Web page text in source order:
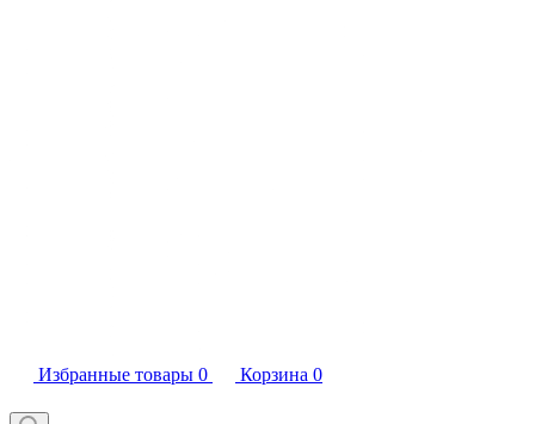
Избранные товары 0 Корзина 0